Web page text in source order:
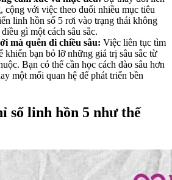
cộng với việc theo đuổi nhiều mục tiêu
linh hồn số 5 rơi vào trạng thái không
gì một cách sâu sắc.
mà quên đi chiều sâu: Việc liên tục tìm
khiến bạn bỏ lỡ những giá trị sâu sắc từ
Bạn có thể cần học cách đào sâu hơn
một mối quan hệ để phát triển bền
số linh hồn 5 như thế